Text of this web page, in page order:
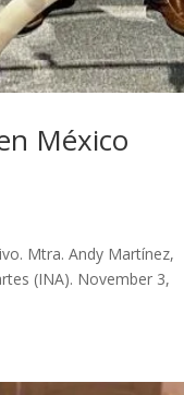
México
Mtra. Andy Martínez,
(INA). November 3,